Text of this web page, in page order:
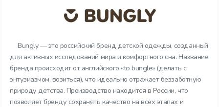
Bungly — это российский бренд детской одежды, созданный
для активных исследований мира и комфортного сна. Название
бренда происходит от английского «to bungle» (делать с
энтузиазмом, возиться), что идеально отражает беззаботную
природу детства. Производство находится в России, что
позволяет бренду сохранять качество на всех этапах и